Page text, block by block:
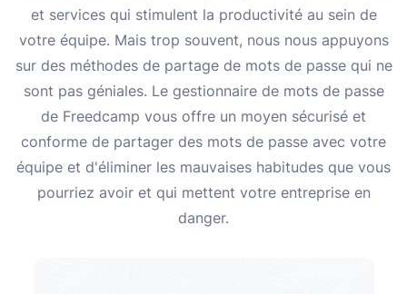
et services qui stimulent la productivité au sein de
votre équipe. Mais trop souvent, nous nous appuyons
sur des méthodes de partage de mots de passe qui ne
sont pas géniales. Le gestionnaire de mots de passe
de Freedcamp vous offre un moyen sécurisé et
conforme de partager des mots de passe avec votre
équipe et d'éliminer les mauvaises habitudes que vous
pourriez avoir et qui mettent votre entreprise en
danger.